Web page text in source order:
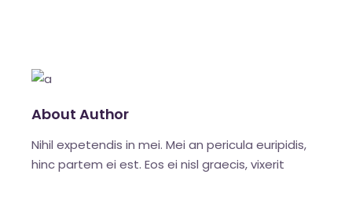
About Author
Nihil expetendis in mei. Mei an pericula euripidis,
hinc partem ei est. Eos ei nisl graecis, vixerit